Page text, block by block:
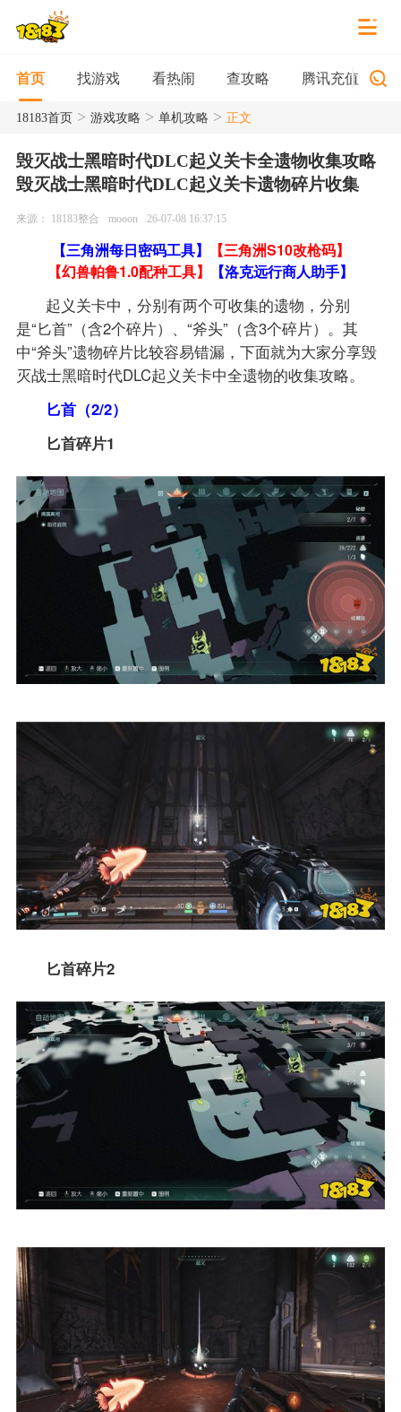
首页 找游戏 看热闹 查攻略 腾讯充值
18183首页> 游戏攻略 > 单机攻略 > 正文
毁灭战士黑暗时代DLC起义关卡全遗物收集攻略
毁灭战士黑暗时代DLC起义关卡遗物碎片收集
来源： 18183整合 mooon 26-07-08 16:37:15
【三角洲每日密码工具】
【三角洲S10改枪码】
【幻兽帕鲁1.0配种工具】
【洛克远行商人助手】
起义关卡中，分别有两个可收集的遗物，分别
是“匕首”（含2个碎片）、“斧头”（含3个碎片）。其
中“斧头”遗物碎片比较容易错漏，下面就为大家分享毁
灭战士黑暗时代DLC起义关卡中全遗物的收集攻略。
匕首（2/2）
匕首碎片1
匕首碎片2